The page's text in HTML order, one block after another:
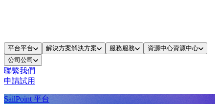
平台平台 解決方案解決方案 服務服務 資源中心資源中心
公司 公司
聯繫我們
申請試用
SailPoint 平台